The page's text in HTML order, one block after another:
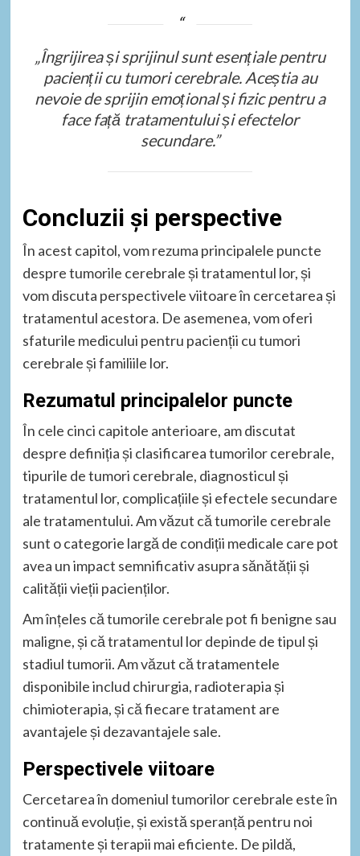
„Îngrijirea și sprijinul sunt esențiale pentru
pacienții cu tumori cerebrale. Aceștia au
nevoie de sprijin emoțional și fizic pentru a
face față tratamentului și efectelor
secundare.”
Concluzii și perspective
În acest capitol, vom rezuma principalele puncte
despre tumorile cerebrale și tratamentul lor, și
vom discuta perspectivele viitoare în cercetarea și
tratamentul acestora. De asemenea, vom oferi
sfaturile medicului pentru pacienții cu tumori
cerebrale și familiile lor.
Rezumatul principalelor puncte
În cele cinci capitole anterioare, am discutat
despre definiția și clasificarea tumorilor cerebrale,
tipurile de tumori cerebrale, diagnosticul și
tratamentul lor, complicațiile și efectele secundare
ale tratamentului. Am văzut că tumorile cerebrale
sunt o categorie largă de condiții medicale care pot
avea un impact semnificativ asupra sănătății și
calității vieții pacienților.
Am înțeles că tumorile cerebrale pot fi benigne sau
maligne, și că tratamentul lor depinde de tipul și
stadiul tumorii. Am văzut că tratamentele
disponibile includ chirurgia, radioterapia și
chimioterapia, și că fiecare tratament are
avantajele și dezavantajele sale.
Perspectivele viitoare
Cercetarea în domeniul tumorilor cerebrale este în
continuă evoluție, și există speranță pentru noi
tratamente și terapii mai eficiente. De pildă,